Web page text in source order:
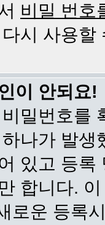
비밀 번호
시 사용할
이 안되요!
밀번호를
나가 발
있고 등
합니다.
로운 등록